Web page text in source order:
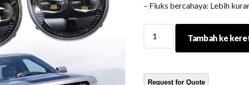
– Fluks bercahaya: Lebih
kabus
untuk
Tambah ke